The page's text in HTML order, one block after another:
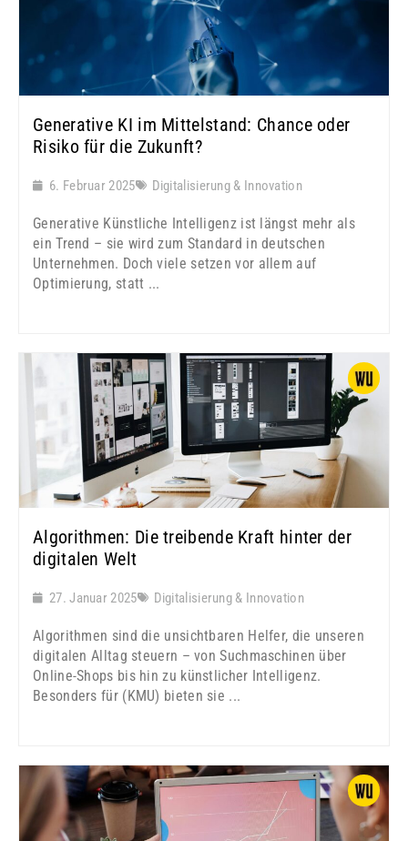
Generative KI im Mittelstand: Chance oder
Risiko für die Zukunft?
6. Februar 2025 Digitalisierung & Innovation
Generative Künstliche Intelligenz ist längst mehr als
ein Trend – sie wird zum Standard in deutschen
Unternehmen. Doch viele setzen vor allem auf
Optimierung, statt ...
Algorithmen: Die treibende Kraft hinter der
digitalen Welt
27. Januar 2025 Digitalisierung & Innovation
Algorithmen sind die unsichtbaren Helfer, die unseren
digitalen Alltag steuern – von Suchmaschinen über
Online-Shops bis hin zu künstlicher Intelligenz.
Besonders für (KMU) bieten sie ...